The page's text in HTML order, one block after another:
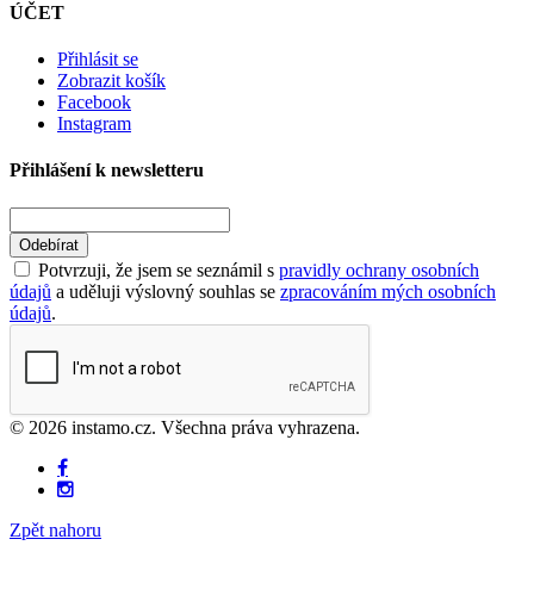
ÚČET
Přihlásit se
Zobrazit košík
Facebook
Instagram
Přihlášení k newsletteru
Odebírat
Potvrzuji, že jsem se seznámil s pravidly ochrany osobních
údajů a uděluji výslovný souhlas se zpracováním mých osobních
údajů.
© 2026 instamo.cz. Všechna práva vyhrazena.
Zpět nahoru